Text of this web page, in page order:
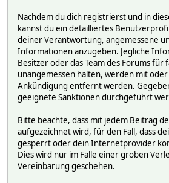
Nachdem du dich registrierst und in
kannst du ein detailliertes
deiner Verantwortung, angemessene
Informationen anzugeben. Jegliche
Besitzer oder das Team des Forums für
unangemessen halten, werden mit
Ankündigung entfernt werden.
geeignete Sanktionen durchgeführt
Bitte beachte, dass mit jedem Beitrag
aufgezeichnet wird, für den Fall, dass
gesperrt oder dein Internetprovider
Dies wird nur im Falle einer groben
Vereinbarung geschehen.